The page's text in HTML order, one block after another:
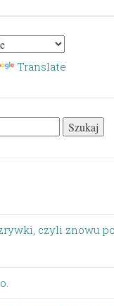
Translate
czyli znowu